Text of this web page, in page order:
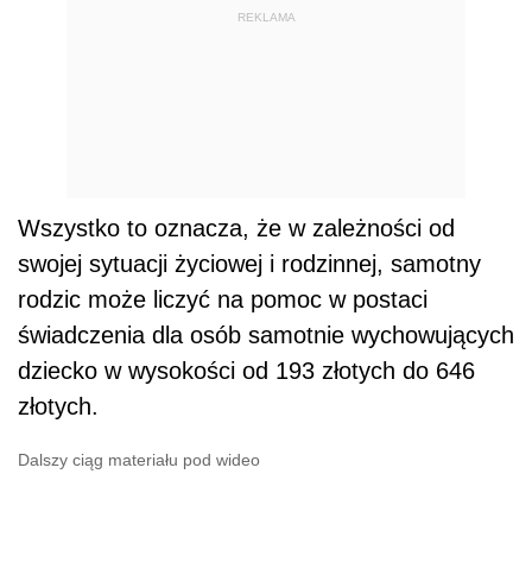
REKLAMA
Wszystko to oznacza, że w zależności od
swojej sytuacji życiowej i rodzinnej, samotny
rodzic może liczyć na pomoc w postaci
świadczenia dla osób samotnie wychowujących
dziecko w wysokości od 193 złotych do 646
złotych.
Dalszy ciąg materiału pod wideo